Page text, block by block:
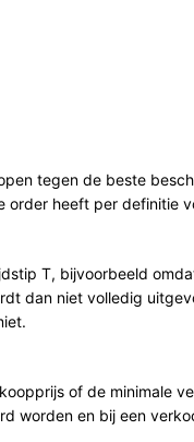
tegen de beste
heeft per definitie
T, bijvoorbeeld
dan niet volledig
of de minimale
worden en bij een